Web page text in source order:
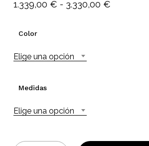
1.339,00 € - 3.330,00 €Rango
Color
Elige una opción
Medidas
Elige una opción